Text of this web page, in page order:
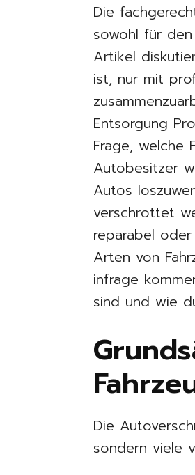
Die
sowohl für
Artikel
ist, nur mit
Entsorgung
Frage, welche
Autobesitzer
Autos
verschrottet
reparabel
Arten von
infrage
sind und wie
Die
sondern viele